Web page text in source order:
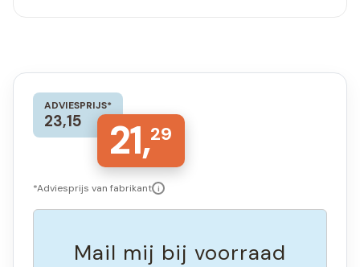
ADVIESPRIJS*
23,15 21,29
*Adviesprijs van fabrikant i
Mail mij bij voorraad